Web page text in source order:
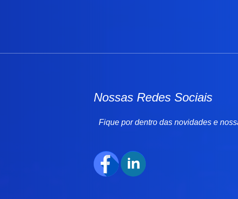
Nossas Redes Sociais
Fique por dentro das novidades e